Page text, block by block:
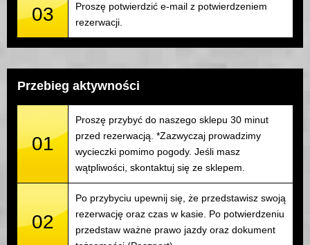
03
Proszę potwierdzić e-mail z potwierdzeniem
rezerwacji.
Przebieg aktywności
01
Proszę przybyć do naszego sklepu 30 minut
przed rezerwacją. *Zazwyczaj prowadzimy
wycieczki pomimo pogody. Jeśli masz
wątpliwości, skontaktuj się ze sklepem.
02
Po przybyciu upewnij się, że przedstawisz swoją
rezerwację oraz czas w kasie. Po potwierdzeniu
przedstaw ważne prawo jazdy oraz dokument